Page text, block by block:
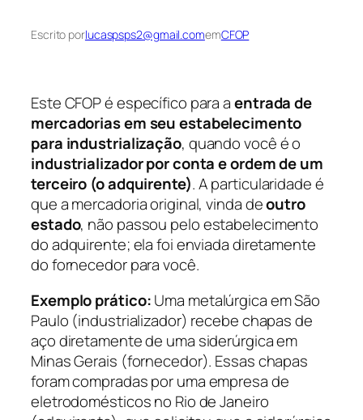
Escrito porlucaspsps2@gmail.comemCFOP
Este CFOP é específico para aentrada de
mercadorias em seu estabelecimento
para industrialização, quando você é o
industrializador por conta e ordem de um
terceiro (o adquirente). A particularidade é
que a mercadoria original, vinda deoutro
estado, não passou pelo estabelecimento
do adquirente; ela foi enviada diretamente
do fornecedor para você.
Exemplo prático:Uma metalúrgica em São
Paulo (industrializador) recebe chapas de
aço diretamente de uma siderúrgica em
Minas Gerais (fornecedor). Essas chapas
foram compradas por uma empresa de
eletrodomésticos no Rio de Janeiro